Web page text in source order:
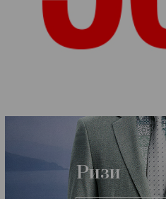
Категории
Ризи